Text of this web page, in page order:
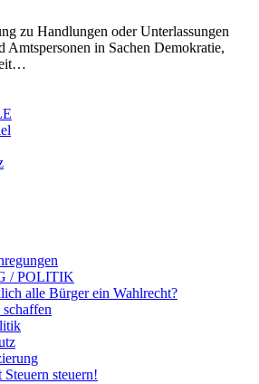
zu Handlungen oder Unterlassungen
in Sachen Demokratie,
/ POLITIK
alle Bürger ein Wahlrecht?
steuern!